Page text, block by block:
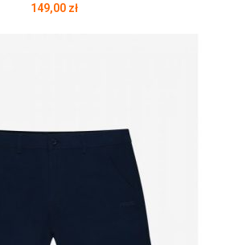
149,00 zł